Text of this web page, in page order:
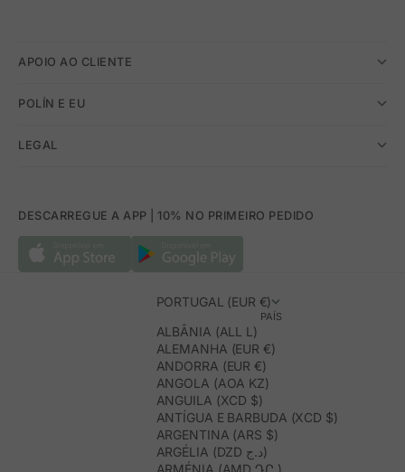
APOIO AO CLIENTE
POLÍN E EU
LEGAL
DESCARREGUE A APP | 10% NO PRIMEIRO PEDIDO
PORTUGAL (EUR €)
PAÍS
ALBÂNIA (ALL L)
ALEMANHA (EUR €)
ANDORRA (EUR €)
ANGOLA (AOA KZ)
ANGUILA (XCD $)
ANTÍGUA E BARBUDA (XCD $)
ARGENTINA (ARS $)
ARGÉLIA (DZD د.ج)
ARMÉNIA (AMD ԴՐ.)